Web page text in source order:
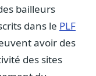
bailleurs
dans le PLF
avoir des
des sites